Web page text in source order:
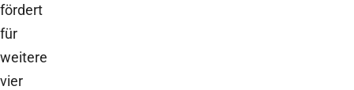
fördert
für
weitere
vier